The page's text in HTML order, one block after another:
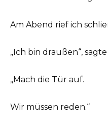
Am Abend rief ich
„Ich bin draußen“,
„Mach die Tür auf.
Wir müssen reden.“